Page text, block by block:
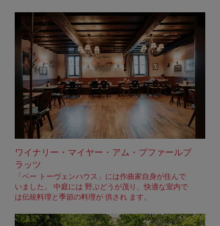
ワイナリー・マイヤー・アム・プファールプ
ラッツ
「ベー トーヴェンハウス」には作曲家自身が住んで
いました。 中庭には 野ぶどうが茂り、快適な室内で
は伝統料理と季節の料理が 供され ます。